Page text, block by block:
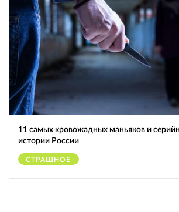
11 самых кровожадных маньяков и
истории России
СТРАШНОЕ